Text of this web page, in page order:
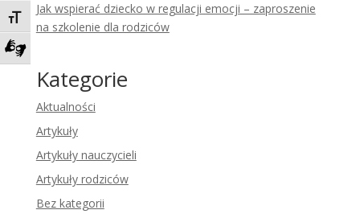
Toggle Font size
Zadzwoń do tłumacza języka migowego
Jak wspierać dziecko w regulacji emocji – zaproszenie
na szkolenie dla rodziców
Kategorie
Aktualności
Artykuły
Artykuły nauczycieli
Artykuły rodziców
Bez kategorii